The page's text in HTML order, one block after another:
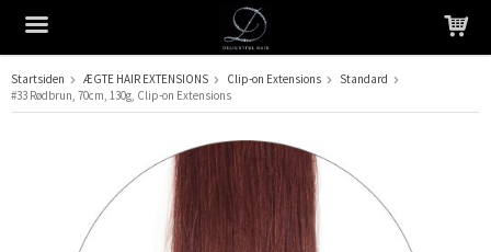
Produktet er blevet tilføjet til din indkøbskurv
Startsiden ÆGTE HAIR EXTENSIONS Clip-on Extensions
Standard
#33 Rødbrun, 70cm, 130g, Clip-on Extensions